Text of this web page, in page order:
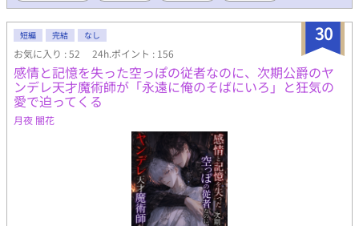
30
短編 完結 なし
お気に入り : 52 24h.ポイント : 156
感情と記憶を失った空っぽの従者なのに、次期公爵のヤ
ンデレ天才魔術師が「永遠に俺のそばにいろ」と狂気の
愛で迫ってくる
月夜 闇花